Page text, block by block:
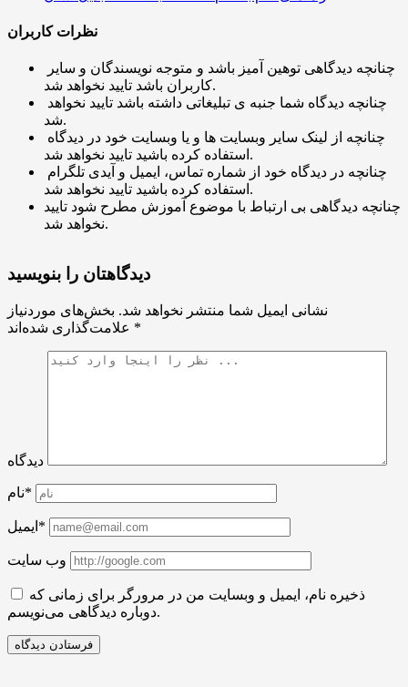
نظرات کاربران
کاربران باشد تایید نخواهد شد.
شد.
استفاده کرده باشید تایید نخواهد شد.
استفاده کرده باشید تایید نخواهد شد.
چنانچه دیدگاهی بی ارتباط با موضوع آموزش مطرح شود تایید
نخواهد شد.
دیدگاهتان را بنویسید
نشانی ایمیل شما منتشر نخواهد شد. بخش‌های موردنیاز
*
دیدگاه
نام*
ایمیل*
وب سایت
ذخیره نام، ایمیل و وبسایت من در مرورگر برای زمانی که
دوباره دیدگاهی می‌نویسم.